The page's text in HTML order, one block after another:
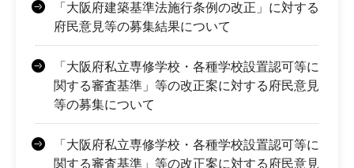
「大阪府建築基準法施行条例の改正」に対する
府民意見等の募集結果について
「大阪府私立専修学校・各種学校設置認可等に
関する審査基準」等の改正案に対する府民意見
等の募集について
「大阪府私立専修学校・各種学校設置認可等に
関する審査基準」等の改正案に対する府民意見